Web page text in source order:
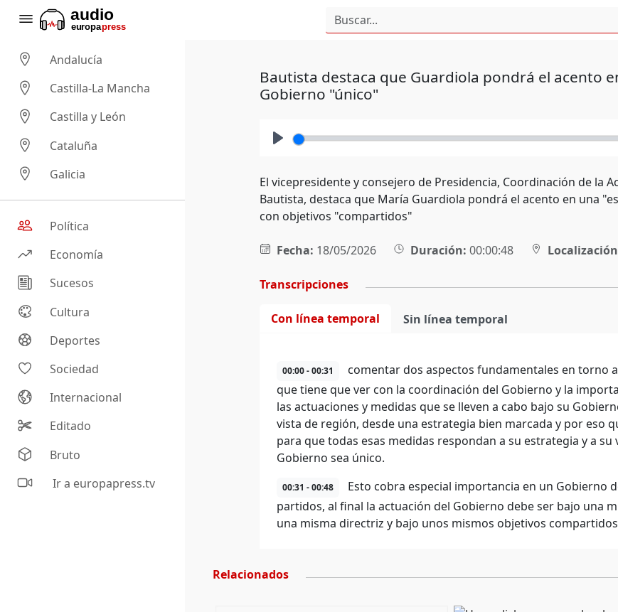
Andalucía
Castilla-La Mancha
Castilla y León
Cataluña
Galicia
Política
Economía
Sucesos
Cultura
Deportes
Sociedad
Internacional
Editado
Bruto
Ir a europapress.tv
Bautista destaca que Guardiola pondrá el acento
Gobierno "único"
El vicepresidente y consejero de Presidencia, Coordinación de la
Bautista, destaca que María Guardiola pondrá el acento en una
con objetivos "compartidos"
Fecha: 18/05/2026 Duración: 00:00:48
Transcripciones
Con línea temporal Sin línea temporal
00:00 - 00:31
comentar dos aspectos fundamentales en torno
que tiene que ver con la coordinación del Gobierno y la
las actuaciones y medidas que se lleven a cabo bajo su
vista de región, desde una estrategia bien marcada y por eso
para que todas esas medidas respondan a su estrategia y a
Gobierno sea único.
00:31 - 00:48
Esto cobra especial importancia en un Gobierno
partidos, al final la actuación del Gobierno debe ser bajo una
una misma directriz y bajo unos mismos objetivos
Relacionados